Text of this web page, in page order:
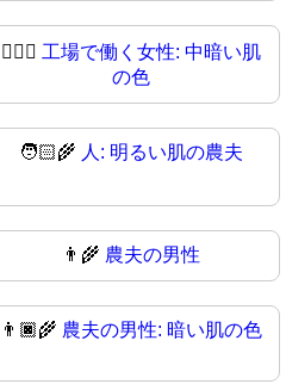
👩🏾‍⚖️ 工場で働く女性: 中暗い肌
の色
🧑🏻‍🌾 人: 明るい肌の農夫
👨‍🌾 農夫の男性
👨🏿‍🌾 農夫の男性: 暗い肌の色